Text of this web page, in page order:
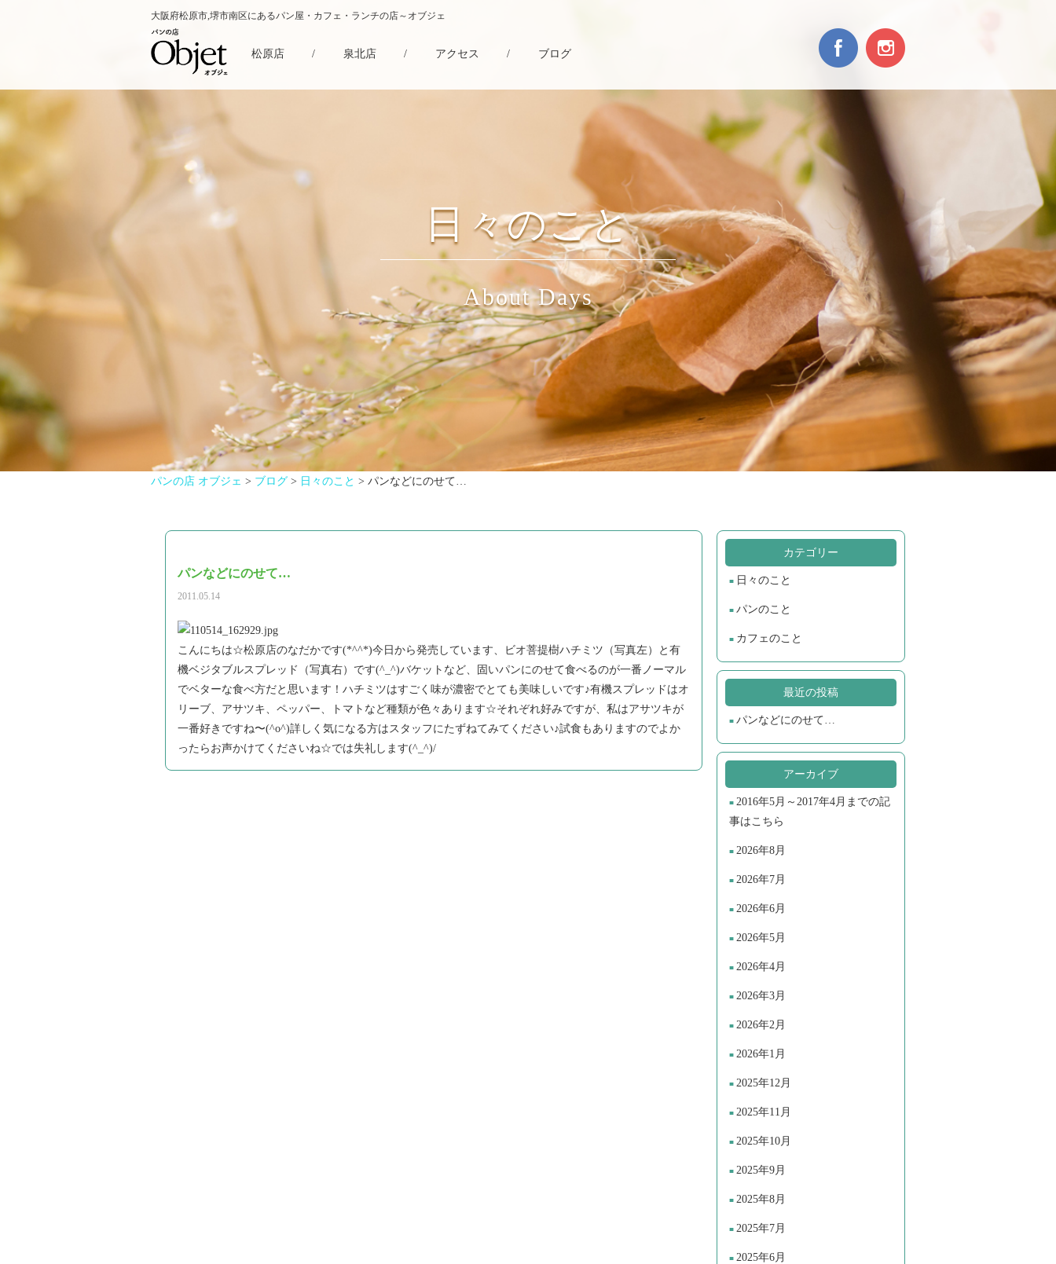
大阪府松原市,堺市南区にあるパン屋・カフェ・ランチの店～オブジェ
松原店 / 泉北店 / アクセス / ブログ
日々のこと
About Days
パンの店 オブジェ > ブログ > 日々のこと > パンなどにのせて…
パンなどにのせて…
2011.05.14
こんにちは☆松原店のなだかです(*^^*)今日から発売しています、ビオ菩提樹ハチミツ（写真左）と有
機ベジタブルスプレッド（写真右）です(^_^)バケットなど、固いパンにのせて食べるのが一番ノーマル
でベターな食べ方だと思います！ハチミツはすごく味が濃密でとても美味しいです♪有機スプレッドはオ
リーブ、アサツキ、ペッパー、トマトなど種類が色々あります☆それぞれ好みですが、私はアサツキが
一番好きですね〜(^o^)詳しく気になる方はスタッフにたずねてみてください♪試食もありますのでよか
ったらお声かけてくださいね☆では失礼します(^_^)/
カテゴリー
日々のこと
パンのこと
カフェのこと
最近の投稿
パンなどにのせて…
アーカイブ
2016年5月～2017年4月までの記
事はこちら
2026年8月
2026年7月
2026年6月
2026年5月
2026年4月
2026年3月
2026年2月
2026年1月
2025年12月
2025年11月
2025年10月
2025年9月
2025年8月
2025年7月
2025年6月